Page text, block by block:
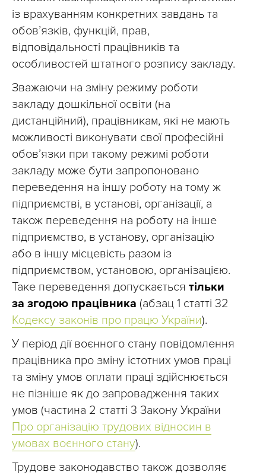
із врахуванням конкретних завдань та
обов’язків, функцій, прав,
відповідальності працівників та
особливостей штатного розпису закладу.
Зважаючи на зміну режиму роботи
закладу дошкільної освіти (на
дистанційний), працівникам, які не мають
можливості виконувати свої професійні
обов’язки при такому режимі роботи
закладу може бути запропоновано
переведення на іншу роботу на тому ж
підприємстві, в установі, організації, а
також переведення на роботу на інше
підприємство, в установу, організацію
або в іншу місцевість разом із
підприємством, установою, організацією.
Таке переведення допускається тільки
за згодою працівника (абзац 1 статті 32
Кодексу законів про працю України).
У період дії воєнного стану повідомлення
працівника про зміну істотних умов праці
та зміну умов оплати праці здійснюється
не пізніше як до запровадження таких
умов (частина 2 статті 3 Закону України
Про організацію трудових відносин в
умовах воєнного стану).
Трудове законодавство також дозволяє